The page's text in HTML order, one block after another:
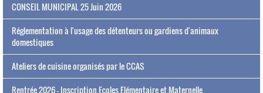
CONSEIL MUNICIPAL 25 Juin 2026
Réglementation à l'usage des détenteurs ou gardiens d'animaux
domestiques
Ateliers de cuisine organisés par le CCAS
Rentrée 2026 - Inscription Ecoles Elémentaire et Maternelle